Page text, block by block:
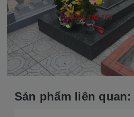
Sản phẩm liên quan: